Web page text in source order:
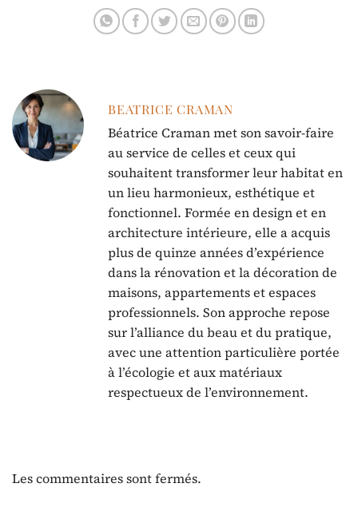
BEATRICE CRAMAN
Béatrice Craman met son savoir-faire
au service de celles et ceux qui
souhaitent transformer leur habitat en
un lieu harmonieux, esthétique et
fonctionnel. Formée en design et en
architecture intérieure, elle a acquis
plus de quinze années d’expérience
dans la rénovation et la décoration de
maisons, appartements et espaces
professionnels. Son approche repose
sur l’alliance du beau et du pratique,
avec une attention particulière portée
à l’écologie et aux matériaux
respectueux de l’environnement.
Les commentaires sont fermés.